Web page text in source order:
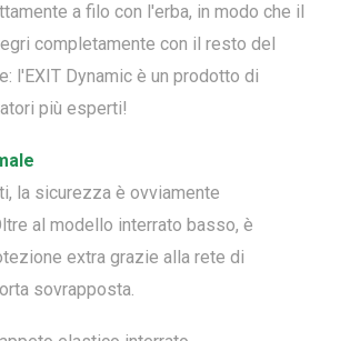
a filo con l'erba, in modo che il
completamente con il resto del
l'EXIT Dynamic è un prodotto di
più esperti!
la sicurezza è ovviamente
al modello interrato basso, è
extra grazie alla rete di
sovrapposta.